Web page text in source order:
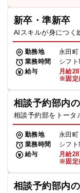
新卒・準新卒
AIスキルが身につく
勤務地
永田町
業務時間
シフト
給与
月給
※固定
相談予約部内
相談予約部をトータ
勤務地
永田町
業務時間
シフト
給与
月給
※固定
相談予約部内